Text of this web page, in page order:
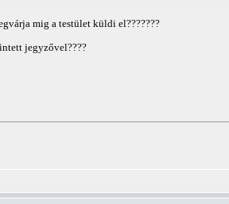
mig a testület küldi el???????
jegyzővel????